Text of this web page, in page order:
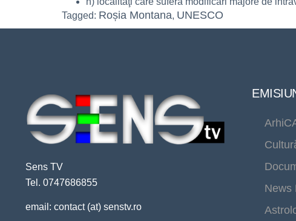
Tagged: Roșia Montana, UNESCO
Sens TV
Tel. 0747686855
email: contact (at) senstv.ro
News